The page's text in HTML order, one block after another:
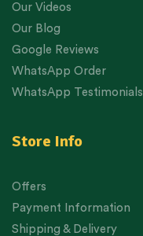
Our Videos
Our Blog
Google Reviews
WhatsApp Order
WhatsApp Testimonials
Store Info
Offers
Payment Information
Shipping & Delivery